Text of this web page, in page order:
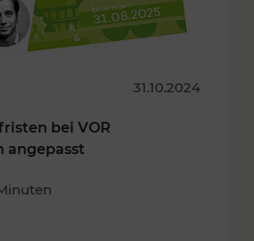
31.10.2024
bei VOR
angepasst